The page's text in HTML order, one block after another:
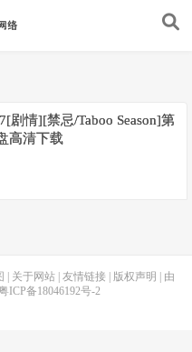
剧情][禁忌/Taboo Season]第
高清下载
关于网站 友情链接 版权声明
| 由
ICP备18046192号-2